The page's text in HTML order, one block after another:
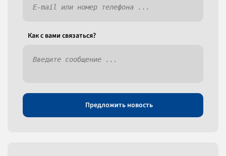
Как c вами связаться?
Предложить новость